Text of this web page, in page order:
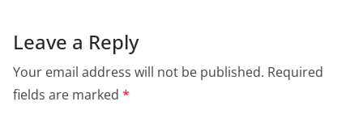
Leave a Reply
Your email address will not be published. Required
fields are marked *